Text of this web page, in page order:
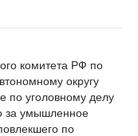
комитета РФ по
округу
по уголовному делу
за умышленное
по